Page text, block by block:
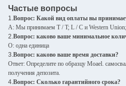
Частые вопросы
1. Вопрос: Какой вид оплаты вы
A: Мы принимаем T / T; L / C и Western Union;
2. Вопрос: каково ваше минимальное
О: одна единица
3. Вопрос: каково ваше время доставки?
Ответ: Определите по образцу Moael.
получения депозита.
4. Вопрос: Сколько гарантийного срока?